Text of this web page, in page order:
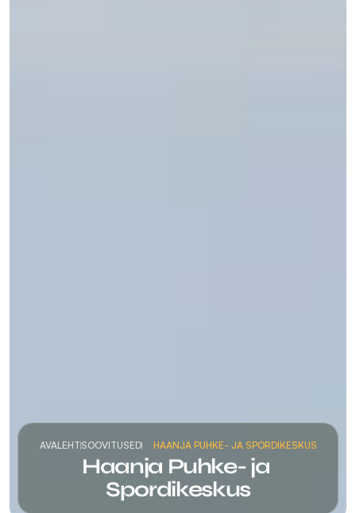
AVALEHTSOOVITUSED HAANJA PUHKE- JA SPORDIKESKUS
Haanja Puhke- ja
Spordikeskus